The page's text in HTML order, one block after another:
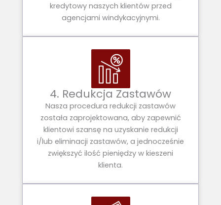
kredytowy naszych klientów przed
agencjami windykacyjnymi.
4. Redukcja Zastawów
Nasza procedura redukcji zastawów
została zaprojektowana, aby zapewnić
klientowi szansę na uzyskanie redukcji
i/lub eliminacji zastawów, a jednocześnie
zwiększyć ilość pieniędzy w kieszeni
klienta.